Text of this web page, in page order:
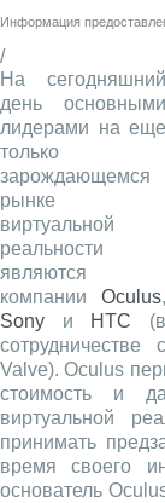
Информация
/
На сегодняшний
день основными
лидерами на еще
только
зарождающемся
рынке
виртуальной
реальности
являются
компании Oculus,
Sony и HTC (в
сотрудничестве с
Valve). Oculus
стоимость и
виртуальной
принимать
время своего
основатель